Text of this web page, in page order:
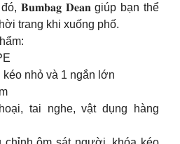
𝐁𝐮𝐦𝐛𝐚𝐠 𝐃𝐞𝐚𝐧 giúp bạn thể
trang khi xuống phố.
kéo nhỏ và 1 ngắn lớn
tai nghe, vật dụng hàng